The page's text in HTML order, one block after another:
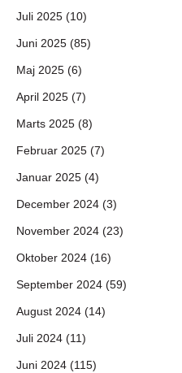
Juli 2025 (10)
Juni 2025 (85)
Maj 2025 (6)
April 2025 (7)
Marts 2025 (8)
Februar 2025 (7)
Januar 2025 (4)
December 2024 (3)
November 2024 (23)
Oktober 2024 (16)
September 2024 (59)
August 2024 (14)
Juli 2024 (11)
Juni 2024 (115)